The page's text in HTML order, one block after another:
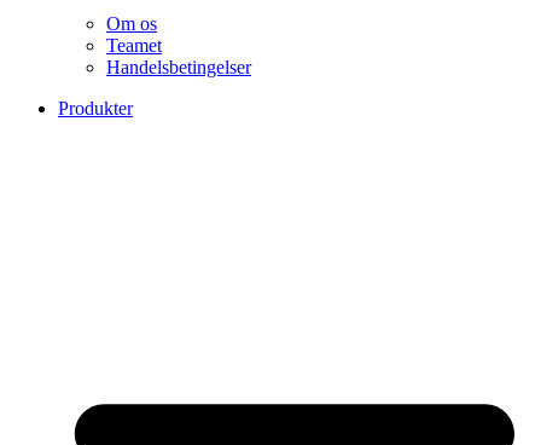
Om os
Teamet
Handelsbetingelser
Produkter